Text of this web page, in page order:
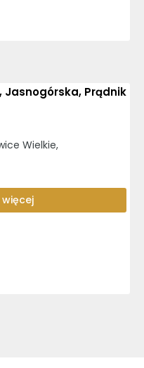
Jasnogórska, Prądnik
Wielkie,
więcej